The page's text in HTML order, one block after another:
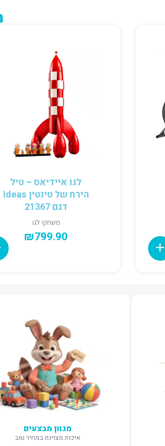
לגו איידיאס – טיל
הירח של טינטין Ideas
דגם 21367
משחקי לגו
₪799.90
מגוון מבצעים
איכות מצוינת במחיר טוב